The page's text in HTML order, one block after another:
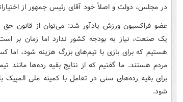
در مجلس، دولت و اصلاً خود آقای رئیس جمهور از
عضو فراکسیون ورزش یادآور شد: می‌توان از قانون حق
یک صنعت، نیاز به بودجه کشور ندارد اما زمان بر
هستیم که برای بازی با تیم‌های بزرگ هزینه شود،
مردم هستند. ما گفتیم که از نتایج بقیه رده‌ها مانند
برای بقیه رده‌های سنی در تعامل با کمیته ملی المپیک
شود.